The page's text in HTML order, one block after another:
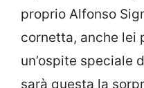
proprio Alfonso
cornetta, anche lei
un’ospite speciale
sarà questa la